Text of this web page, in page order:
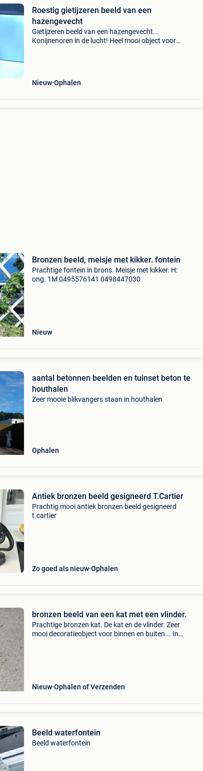
Roestig gietijzeren beeld van een
hazengevecht
Gietijzeren beeld van een hazengevecht...
Konijnenoren in de lucht! Heel mooi object voor
Nieuw Ophalen
Bronzen beeld, meisje met kikker. fontein
Prachtige fontein in brons. Meisje met kikker. H:
ong. 1M 0495576141 0498447030
Nieuw
aantal betonnen beelden en tuinset beton te
houthalen
Zeer mooie blikvangers staan in houthalen
Ophalen
Antiek bronzen beeld gesigneerd T.Cartier
Prachtig mooi antiek bronzen beeld gesigneerd
t.cartier
Zo goed als nieuw Ophalen
bronzen beeld van een kat met een vlinder.
Prachtige bronzen kat. De kat en de vlinder. Zeer
mooi decoratieobject voor binnen en buiten... In
Nieuw Ophalen of Verzenden
Beeld waterfontein
Beeld waterfontein